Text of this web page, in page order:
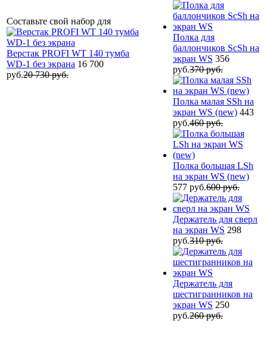
Составьте свой набор для
Верстак PROFI WT 140 тумба
WD-1 без экрана 16 700
руб.20 730 руб.
Полка для
баллончиков ScSh на
экран WS 356
руб.370 руб.
Полка малая SSh на
экран WS (new) 443
руб.460 руб.
Полка большая LSh
на экран WS (new)
577 руб.600 руб.
Держатель для сверл
на экран WS 298
руб.310 руб.
Держатель для
шестигранников на
экран WS 250
руб.260 руб.